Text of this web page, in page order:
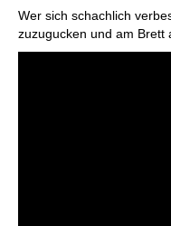
Wer sich schachlich
zuzugucken und am Brett